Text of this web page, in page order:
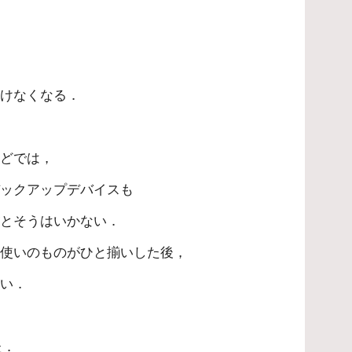
なくなる．
では，
クアップデバイスも
そうはいかない．
いのものがひと揃いした後，
．